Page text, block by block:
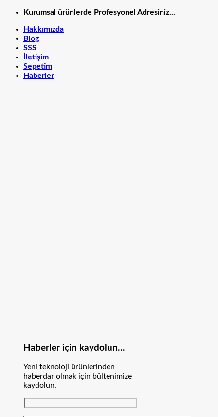
İçeriğeKurumsal ürünlerde Profesyonel Adresiniz...
Hakkımızda
Blog
SSS
İletişim
Sepetim
Haberler
Haberler için kaydolun...
Yeni teknoloji ürünlerinden
haberdar olmak için bültenimize
kaydolun.